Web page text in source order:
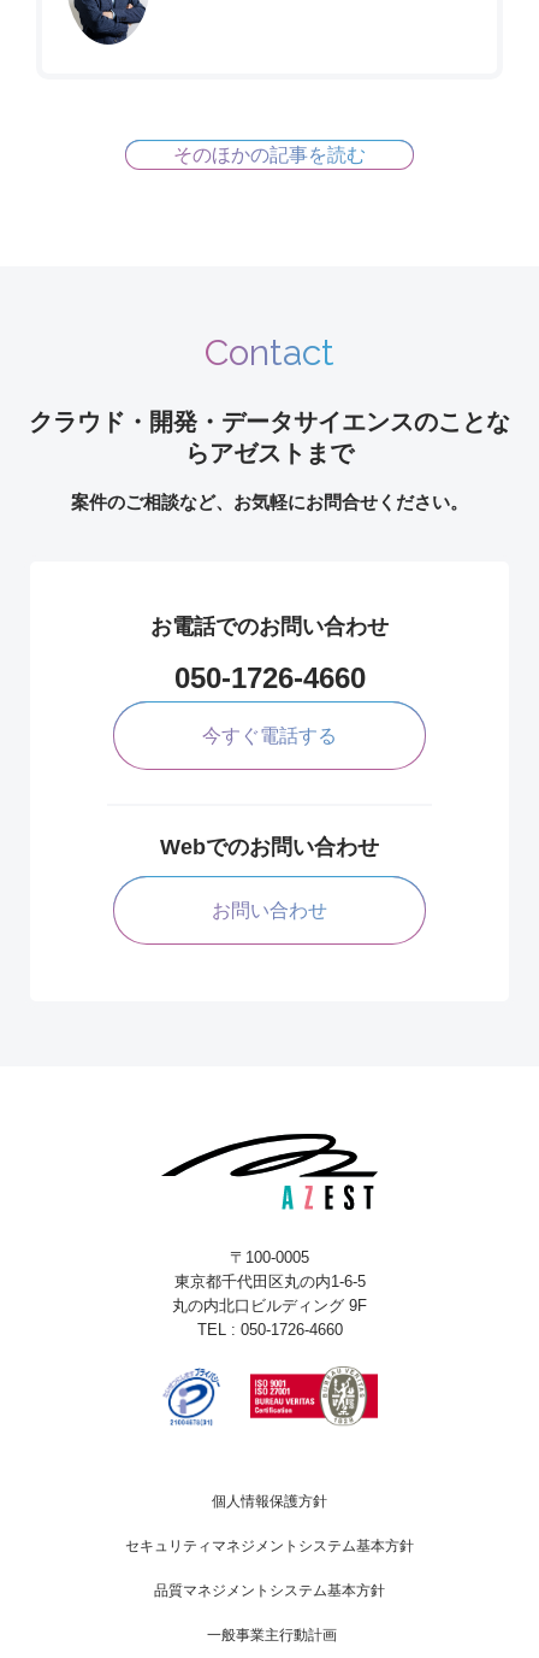
そのほかの記事を読む
Contact
クラウド・開発・データサイエンスのことな
らアゼストまで
案件のご相談など、お気軽にお問合せください。
お電話でのお問い合わせ
050-1726-4660
今すぐ電話する
Webでのお問い合わせ
お問い合わせ
〒100-0005
東京都千代田区丸の内1-6-5
丸の内北口ビルディング 9F
TEL : 050-1726-4660
個人情報保護方針
セキュリティマネジメントシステム基本方針
品質マネジメントシステム基本方針
一般事業主行動計画